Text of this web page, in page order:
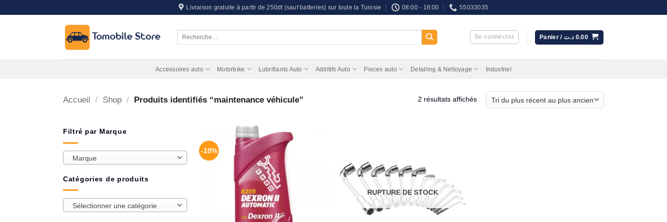
au
Livraison gratuite à partir de 250dt (sauf batteries) sur toute la Tunisie 08:00 - 18:00 55033035
Se connecter Panier / 0.00 د.ت
Accessoires auto Motorbike Lubrifiants Auto Additifs Auto Pieces auto Detailing & Nettoyage Industriel
Accueil / Shop / Produits identifiés “maintenance véhicule” 2 résultats affichésTrié
Filtré par Marque
Marque
Catégories de produits
Sélectionner une catégorie
-10%
RUPTURE DE STOCK